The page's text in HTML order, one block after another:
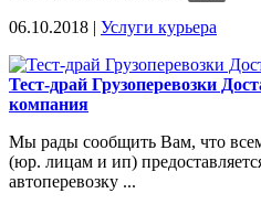
06.10.2018 | Услуги курьера
Тест-драй Грузоперевозки
компания
Мы рады сообщить Вам, что
(юр. лицам и ип)
автоперевозку ...